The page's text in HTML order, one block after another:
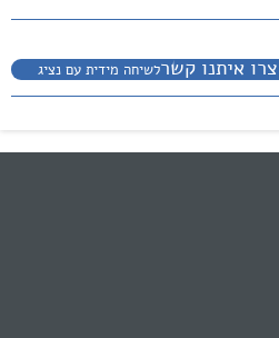
צרו איתנו קשרלשיחה מידית עם נציג